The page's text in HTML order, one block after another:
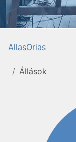
AllasOrias
Állások